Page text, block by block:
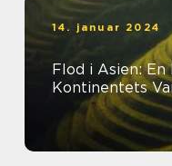
14. januar 2024
Flod i Asien: En
Kontinentets